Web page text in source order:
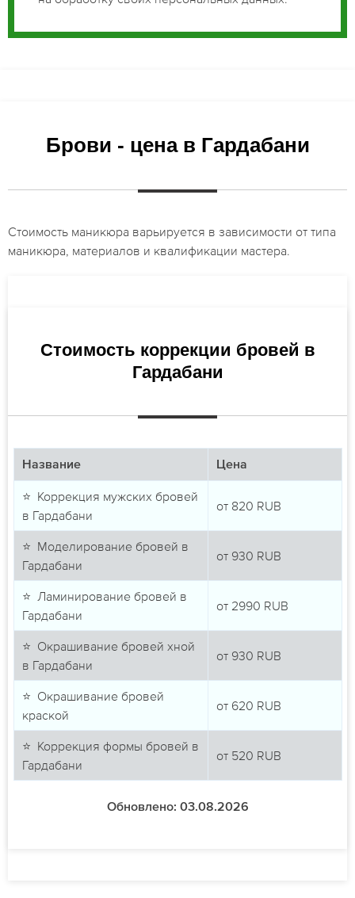
Брови - цена в Гардабани
Стоимость маникюра варьируется в зависимости от типа
маникюра, материалов и квалификации мастера.
Стоимость коррекции бровей в
Гардабани
Название Цена
⭐ Коррекция мужских бровей
в Гардабани
от 820 RUB
⭐ Моделирование бровей в
Гардабани
от 930 RUB
⭐ Ламинирование бровей в
Гардабани
от 2990 RUB
⭐ Окрашивание бровей хной
в Гардабани
от 930 RUB
⭐ Окрашивание бровей
краской
от 620 RUB
⭐ Коррекция формы бровей в
Гардабани
от 520 RUB
Обновлено: 03.08.2026